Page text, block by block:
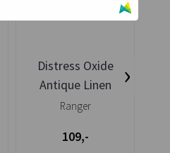
Distress Oxide
Antique Linen
Ranger
109,-
›